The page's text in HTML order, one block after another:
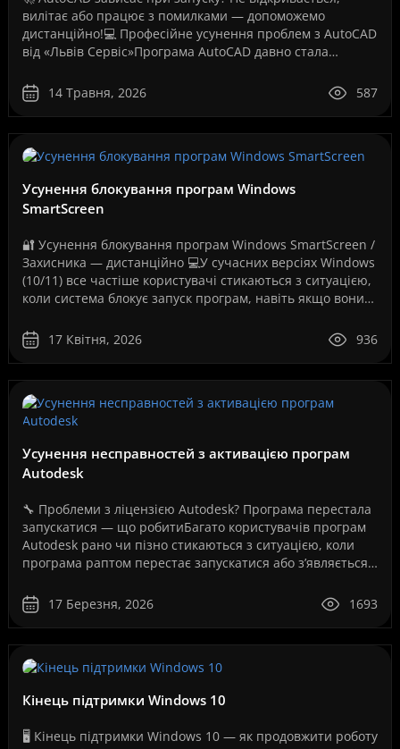
вилітає або працює з помилками — допоможемо
дистанційно!💻 Професійне усунення проблем з AutoCAD
від «Львів Сервіс»Програма AutoCAD давно стала
проект..14 Травня, 2026 587
Усунення блокування програм Windows
SmartScreen
🔐 Усунення блокування програм Windows SmartScreen /
Захисника — дистанційно 💻У сучасних версіях Windows
(10/11) все частіше користувачі стикаються з ситуацією,
коли система блокує запуск програм, навіть якщо вони
17 Квітня, 2026
936
Усунення несправностей з активацією програм
Autodesk
🔧 Проблеми з ліцензією Autodesk? Програма перестала
запускатися — що робитиБагато користувачів програм
Autodesk рано чи пізно стикаються з ситуацією, коли
програма раптом перестає запускатися або з’являється
17 Березня, 2026
1693
Кінець підтримки Windows 10
🖥️ Кінець підтримки Windows 10 — як продовжити роботу